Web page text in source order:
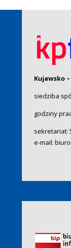
Kujawsko
siedziba
godziny
sekretariat:
e-mail: